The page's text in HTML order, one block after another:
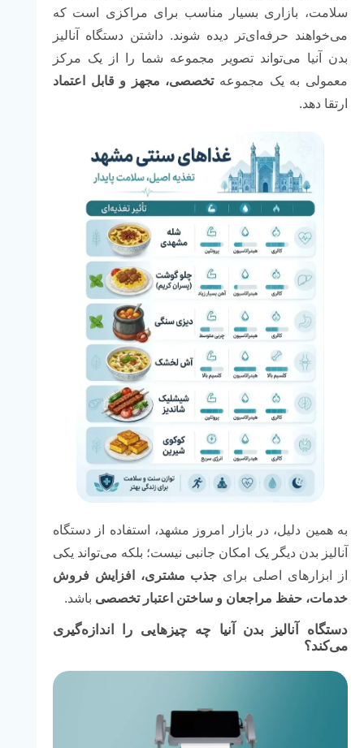
سلامت، بازاری بسیار مناسب برای مراکزی است که
می‌خواهند حرفه‌ای‌تر دیده شوند. داشتن دستگاه آنالیز
بدن آنیا می‌تواند تصویر مجموعه شما را از یک مرکز
معمولی به یک مجموعهتخصصی، مجهز و قابل اعتماد
ارتقا دهد.
به همین دلیل، در بازار امروز مشهد، استفاده از دستگاه
آنالیز بدن دیگر یک امکان جانبی نیست؛ بلکه می‌تواند یکی
از ابزارهای اصلی برای جذب مشتری، افزایش فروش
خدمات، حفظ مراجعان و ساختن اعتبار تخصصی باشد.
دستگاه آنالیز بدن آنیا چه چیزهایی را اندازه‌گیری
می‌کند؟